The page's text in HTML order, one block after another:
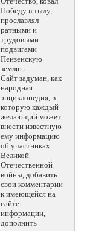
Победу в тылу,
прославлял
ратными и
трудовыми
подвигами
Пензенскую
землю.
Сайт задуман, как
народная
энциклопедия, в
которую каждый
желающий может
внести известную
ему информацию
об участниках
Великой
Отечественной
войны, добавить
свои комментарии
к имеющейся на
сайте
информации,
дополнить